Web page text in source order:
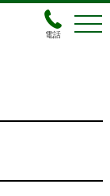
電話